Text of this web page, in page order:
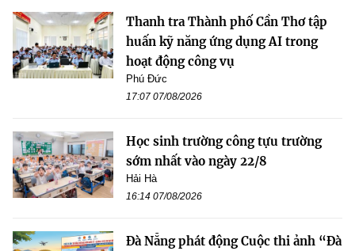
Thanh tra Thành phố Cần Thơ tập
huấn kỹ năng ứng dụng AI trong
hoạt động công vụ
Phú Đức
17:07 07/08/2026
Học sinh trường công tựu trường
sớm nhất vào ngày 22/8
Hải Hà
16:14 07/08/2026
Đà Nẵng phát động Cuộc thi ảnh “Đà